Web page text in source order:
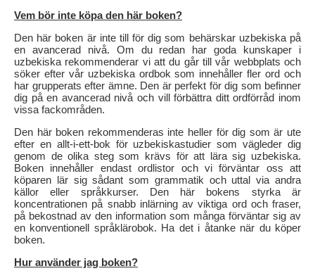
Vem bör inte köpa den här boken?
Den här boken är inte till för dig som behärskar uzbekiska på
en avancerad nivå. Om du redan har goda kunskaper i
uzbekiska rekommenderar vi att du går till vår webbplats och
söker efter vår uzbekiska ordbok som innehåller fler ord och
har grupperats efter ämne. Den är perfekt för dig som befinner
dig på en avancerad nivå och vill förbättra ditt ordförråd inom
vissa fackområden.
Den här boken rekommenderas inte heller för dig som är ute
efter en allt-i-ett-bok för uzbekiskastudier som vägleder dig
genom de olika steg som krävs för att lära sig uzbekiska.
Boken innehåller endast ordlistor och vi förväntar oss att
köparen lär sig sådant som grammatik och uttal via andra
källor eller språkkurser. Den här bokens styrka är
koncentrationen på snabb inlärning av viktiga ord och fraser,
på bekostnad av den information som många förväntar sig av
en konventionell språklärobok. Ha det i åtanke när du köper
boken.
Hur använder jag boken?